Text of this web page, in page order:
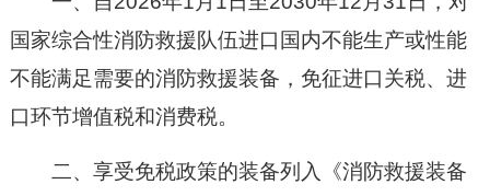
国家综合性消防救援队伍进口国内不能生产或性能
不能满足需要的消防救援装备，免征进口关税、进
口环节增值税和消费税。
二、享受免税政策的装备列入《消防救援装备